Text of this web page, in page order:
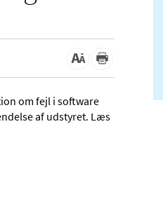
om fejl i software
af udstyret. Læs